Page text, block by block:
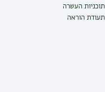
תוכניות העשרה
תעודת הוראה